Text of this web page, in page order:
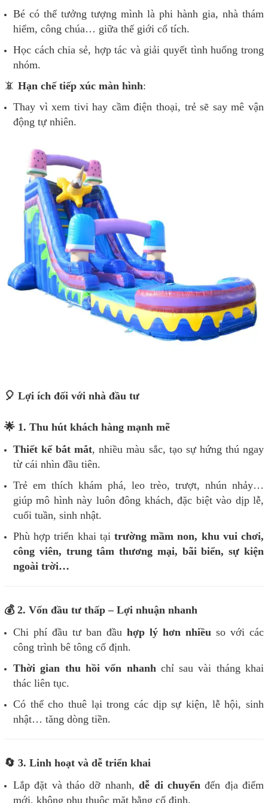
Bé có thể tưởng tượng mình là phi hành gia, nhà thám
hiểm, công chúa… giữa thế giới cổ tích.
Học cách chia sẻ, hợp tác và giải quyết tình huống trong
nhóm.
📵 Hạn chế tiếp xúc màn hình:
Thay vì xem tivi hay cầm điện thoại, trẻ sẽ say mê vận
động tự nhiên.
🎈 Lợi ích đối với nhà đầu tư
🌟 1. Thu hút khách hàng mạnh mẽ
Thiết kế bắt mắt, nhiều màu sắc, tạo sự hứng thú ngay
từ cái nhìn đầu tiên.
Trẻ em thích khám phá, leo trèo, trượt, nhún nhảy…
giúp mô hình này luôn đông khách, đặc biệt vào dịp lễ,
cuối tuần, sinh nhật.
Phù hợp triển khai tại trường mầm non, khu vui chơi,
công viên, trung tâm thương mại, bãi biển, sự kiện
ngoài trời…
💰 2. Vốn đầu tư thấp – Lợi nhuận nhanh
Chi phí đầu tư ban đầu hợp lý hơn nhiều so với các
công trình bê tông cố định.
Thời gian thu hồi vốn nhanh chỉ sau vài tháng khai
thác liên tục.
Có thể cho thuê lại trong các dịp sự kiện, lễ hội, sinh
nhật… tăng dòng tiền.
🔄 3. Linh hoạt và dễ triển khai
Lắp đặt và tháo dỡ nhanh,dễ di chuyển đến địa điểm
mới, không phụ thuộc mặt bằng cố định.